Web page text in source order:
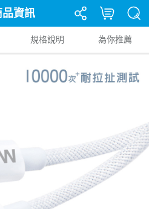
品資訊
規格說明 為你推薦